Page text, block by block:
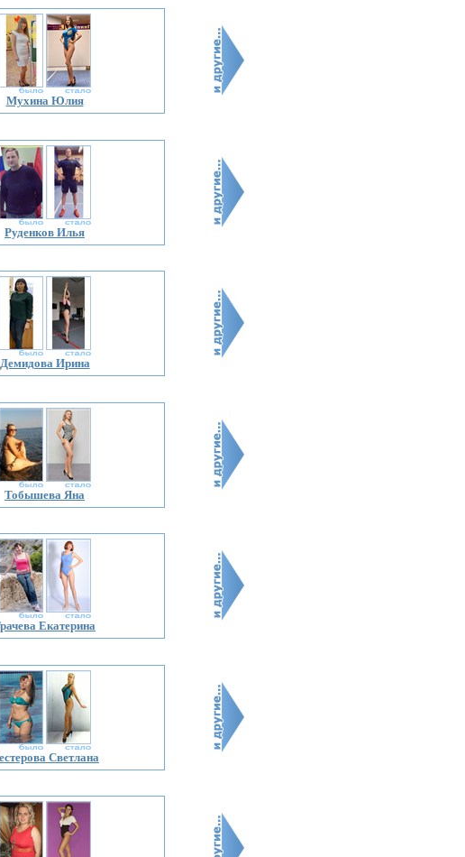
Мухина Юлия
Руденков Илья
Демидова Ирина
Тобышева Яна
Екатерина
Светлана